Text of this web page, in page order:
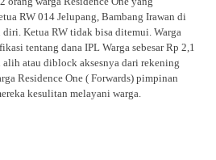
RW 014 Jelupang, Bambang Irawan di
diri. Ketua RW tidak bisa ditemui. Warga
tentang dana IPL Warga sebesar Rp 2,1
atau diblock aksesnya dari rekening
Residence One ( Forwards) pimpinan
kesulitan melayani warga.